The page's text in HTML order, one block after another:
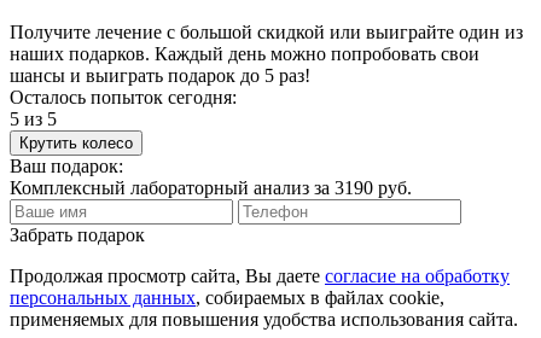
Получите лечение с большой скидкой или выиграйте один из
наших подарков. Каждый день можно попробовать свои
шансы и выиграть подарок до 5 раз!
Осталось попыток сегодня:
5 из 5
Крутить колесо
Ваш подарок:
Комплексный лабораторный анализ за 3190 руб.
Забрать подарок
Продолжая просмотр сайта, Вы даете согласие на обработку
персональных данных, собираемых в файлах cookie,
применяемых для повышения удобства использования сайта.